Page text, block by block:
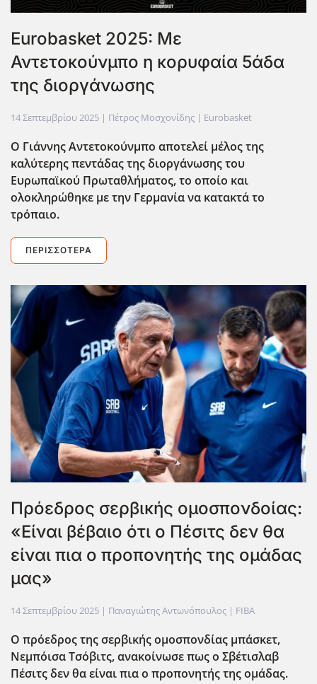
Eurobasket 2025: Με
Αντετοκούνμπο η κορυφαία 5άδα
της διοργάνωσης
14 Σεπτεμβρίου 2025 | Πέτρος Μοσχονίδης | Eurobasket
Ο Γιάννης Αντετοκούνμπο αποτελεί μέλος της
καλύτερης πεντάδας της διοργάνωσης του
Ευρωπαϊκού Πρωταθλήματος, το οποίο και
ολοκληρώθηκε με την Γερμανία να κατακτά το
τρόπαιο.
ΠΕΡΙΣΣΌΤΕΡΑ
Πρόεδρος σερβικής ομοσπονδοίας:
«Είναι βέβαιο ότι ο Πέσιτς δεν θα
είναι πια ο προπονητής της ομάδας
μας»
14 Σεπτεμβρίου 2025 | Παναγιώτης Αντωνόπουλος | FIBA
Ο πρόεδρος της σερβικής ομοσπονδίας μπάσκετ,
Νεμπόισα Τσόβιτς, ανακοίνωσε πως ο Σβέτισλαβ
Πέσιτς δεν θα είναι πια ο προπονητής της ομάδας.